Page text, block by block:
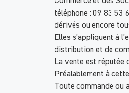
téléphone : 09 83 53
dérivés ou encore
Elles s’appliquent à
distribution et de
La vente est réputée
Préalablement à
Toute commande ou